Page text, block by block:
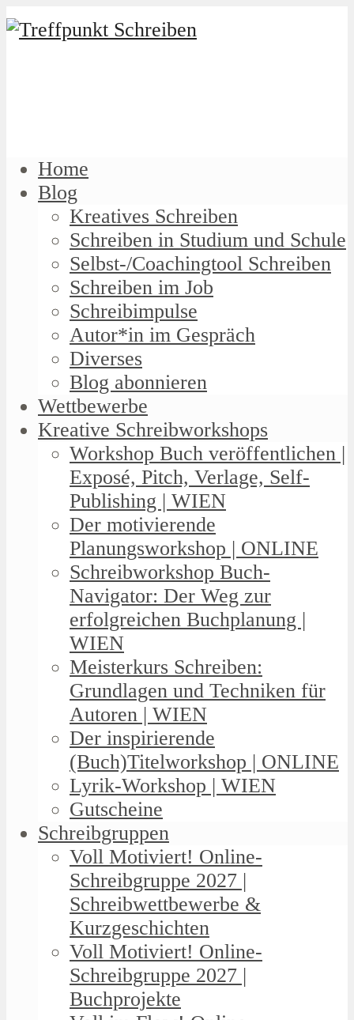
Home
Blog
Kreatives Schreiben
Schreiben in Studium und Schule
Selbst-/Coachingtool Schreiben
Schreiben im Job
Schreibimpulse
Autor*in im Gespräch
Diverses
Blog abonnieren
Wettbewerbe
Kreative Schreibworkshops
Workshop Buch veröffentlichen |
Exposé, Pitch, Verlage, Self-
Publishing | WIEN
Der motivierende
Planungsworkshop | ONLINE
Schreibworkshop Buch-
Navigator: Der Weg zur
erfolgreichen Buchplanung |
WIEN
Meisterkurs Schreiben:
Grundlagen und Techniken für
Autoren | WIEN
Der inspirierende
(Buch)Titelworkshop | ONLINE
Lyrik-Workshop | WIEN
Gutscheine
Schreibgruppen
Voll Motiviert! Online-
Schreibgruppe 2027 |
Schreibwettbewerbe &
Kurzgeschichten
Voll Motiviert! Online-
Schreibgruppe 2027 |
Buchprojekte